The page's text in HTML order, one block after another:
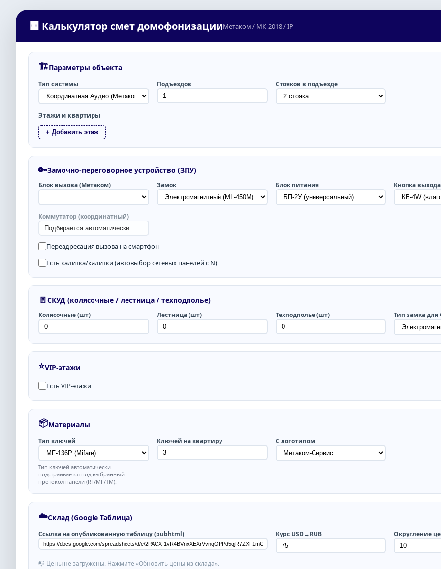
🏢 Калькулятор смет домофонизацииМетаком / МК‑2018 / IP
🏗️Параметры объекта
Тип системы Подъездов Стояков в подъезде
Этажи и квартиры
+ Добавить этаж
🔑Замочно-переговорное устройство (ЗПУ)
Блок вызова (Метаком) Замок Блок питания Кнопка выхода
Коммутатор (координатный)
Переадресация вызова на смартфон
Есть калитка/калитки (автовыбор сетевых панелей с N)
🚪СКУД (колясочные / лестница / техподполье)
Колясочные (шт) Лестница (шт) Техподполье (шт) Тип замка для
⭐VIP-этажи
Есть VIP-этажи
📦Материалы
Тип ключей
Тип ключей автоматически
подстраивается под выбранный
протокол панели (RF/MF/TM).
Ключей на квартиру С логотипом
☁️Склад (Google Таблица)
Ссылка на опубликованную таблицу (pubhtml) Курс USD→RUB Округление
📭 Цены не загружены. Нажмите «Обновить цены из склада».